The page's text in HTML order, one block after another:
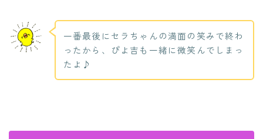
一番最後にセラちゃんの満面の笑みで終わ
ったから、ぴよ吉も一緒に微笑んでしまっ
たよ♪